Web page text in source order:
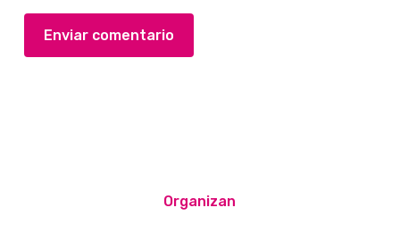
Organizan